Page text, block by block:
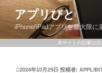
アプリびと
iPhone/iPadアプリを最大限に
本サイトの記事は広
2024年10月29日 投稿者: